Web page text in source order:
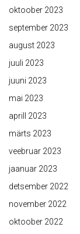
oktoober 2023
september 2023
august 2023
juuli 2023
juuni 2023
mai 2023
aprill 2023
märts 2023
veebruar 2023
jaanuar 2023
detsember 2022
november 2022
oktoober 2022